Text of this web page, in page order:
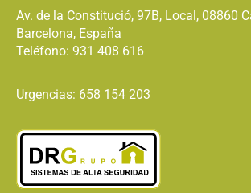
Av. de la Constitució, 97B, Local, 08860
Barcelona, España
Teléfono: 931 408 616
Urgencias: 658 154 203